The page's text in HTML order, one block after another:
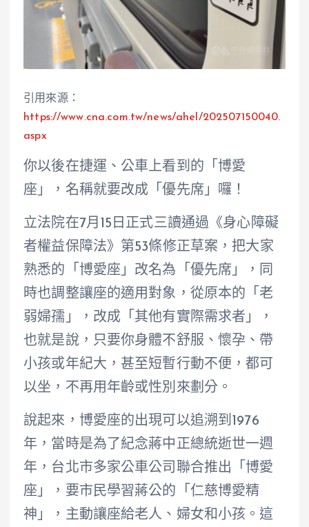
引用來源：
https://www.cna.com.tw/news/ahel/202507150040.
aspx
你以後在捷運、公車上看到的「博愛
座」，名稱就要改成「優先席」囉！
立法院在7月15日正式三讀通過《身心障礙
者權益保障法》第53條修正草案，把大家
熟悉的「博愛座」改名為「優先席」，同
時也調整讓座的適用對象，從原本的「老
弱婦孺」，改成「其他有實際需求者」，
也就是說，只要你身體不舒服、懷孕、帶
小孩或年紀大，甚至短暫行動不便，都可
以坐，不再用年齡或性別來劃分。
說起來，博愛座的出現可以追溯到1976
年，當時是為了紀念蔣中正總統逝世一週
年，台北市多家公車公司聯合推出「博愛
座」，要市民學習蔣公的「仁慈博愛精
神」，主動讓座給老人、婦女和小孩。這